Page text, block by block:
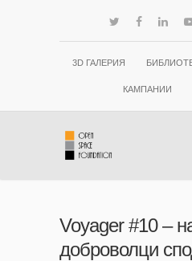
3D ГАЛЕРИЯ
КАМПАНИИ
Voyager #10 –
доброволци